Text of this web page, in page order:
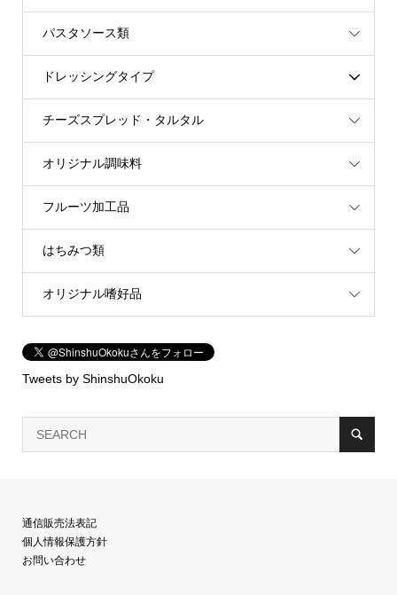
パスタソース類
ドレッシングタイプ
チーズスプレッド・タルタル
オリジナル調味料
フルーツ加工品
はちみつ類
オリジナル嗜好品
Tweets by ShinshuOkoku
通信販売法表記
個人情報保護方針
お問い合わせ